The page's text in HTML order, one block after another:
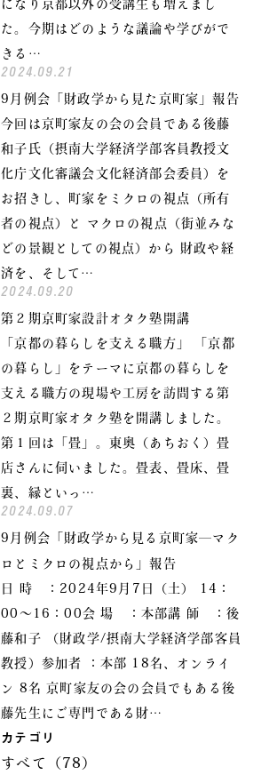
になり京都以外の受講生も増えまし
た。今期はどのような議論や学びがで
きる…
2024.09.21
9月例会「財政学から見た京町家」報告
今回は京町家友の会の会員である後藤
和子氏（摂南大学経済学部客員教授文
化庁文化審議会文化経済部会委員）を
お招きし、町家をミクロの視点（所有
者の視点）と マクロの視点（街並みな
どの景観としての視点）から 財政や経
済を、そして…
2024.09.20
第２期京町家設計オタク塾開講
「京都の暮らしを支える職方」 「京都
の暮らし」をテーマに京都の暮らしを
支える職方の現場や工房を訪問する第
２期京町家オタク塾を開講しました。
第１回は「畳」。東奥（あちおく）畳
店さんに伺いました。畳表、畳床、畳
裏、縁といっ…
2024.09.07
9月例会「財政学から見る京町家―マク
ロとミクロの視点から」報告
日 時 ：2024年9月7日（土） 14：
00～16：00会 場 ：本部講 師 ：後
藤和子 （財政学/摂南大学経済学部客員
教授）参加者 ：本部 18名、オンライ
ン 8名 京町家友の会の会員でもある後
藤先生にご専門である財…
カテゴリ
すべて（78）